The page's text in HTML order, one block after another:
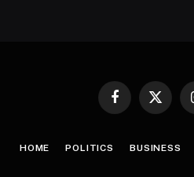
Facebook
X
HOME POLITICS BUSINESS